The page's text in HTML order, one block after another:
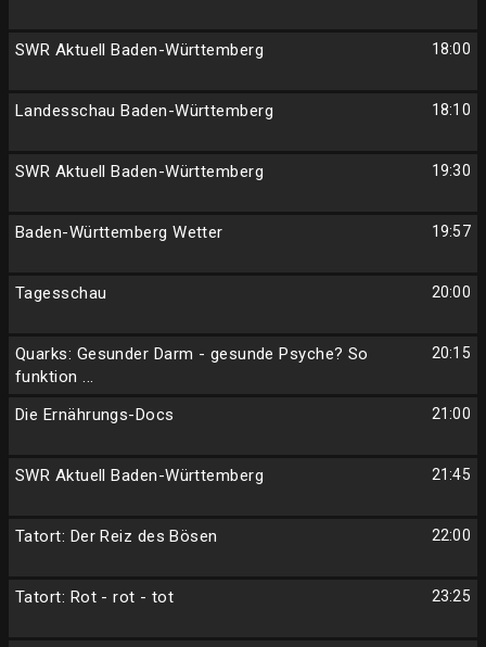
18:00
SWR Aktuell Baden-Württemberg
18:10
Landesschau Baden-Württemberg
19:30
SWR Aktuell Baden-Württemberg
19:57
Baden-Württemberg Wetter
20:00
Tagesschau
20:15
Quarks: Gesunder Darm - gesunde Psyche? So
funktion ...
21:00
Die Ernährungs-Docs
21:45
SWR Aktuell Baden-Württemberg
22:00
Tatort: Der Reiz des Bösen
23:25
Tatort: Rot - rot - tot